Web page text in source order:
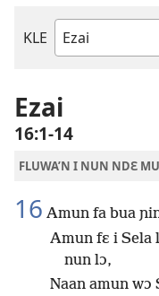
KLE
Biblu'n
Ezai
16:1-14
FLUWA’N I NUN NDƐ
16 Amun fa bua
Amun fɛ i Sela
nun lɔ,
Naan amun wɔ